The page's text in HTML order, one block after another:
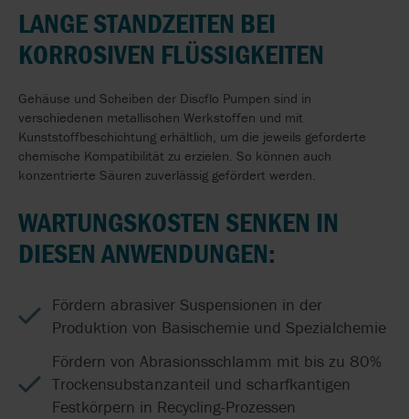
LANGE STANDZEITEN BEI
KORROSIVEN FLÜSSIGKEITEN
Gehäuse und Scheiben der Discflo Pumpen sind in
verschiedenen metallischen Werkstoffen und mit
Kunststoffbeschichtung erhältlich, um die jeweils geforderte
chemische Kompatibilität zu erzielen. So können auch
konzentrierte Säuren zuverlässig gefördert werden.
WARTUNGSKOSTEN SENKEN IN
DIESEN ANWENDUNGEN:
Fördern abrasiver Suspensionen in der
Produktion von Basischemie und Spezialchemie
Fördern von Abrasionsschlamm mit bis zu 80%
Trockensubstanzanteil und scharfkantigen
Festkörpern in Recycling-Prozessen